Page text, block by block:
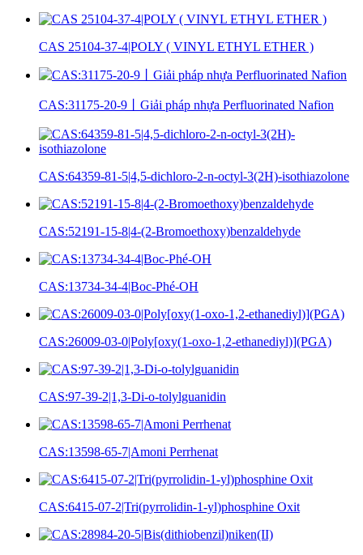
CAS 25104-37-4|POLY ( VINYL ETHYL ETHER )
CAS:31175-20-9丨Giải pháp nhựa Perfluorinated Nafion
CAS:64359-81-5|4,5-dichloro-2-n-octyl-3(2H)-isothiazolone
CAS:52191-15-8|4-(2-Bromoethoxy)benzaldehyde
CAS:13734-34-4|Boc-Phé-OH
CAS:26009-03-0|Poly[oxy(1-oxo-1,2-ethanediyl)](PGA)
CAS:97-39-2|1,3-Di-o-tolylguanidin
CAS:13598-65-7|Amoni Perrhenat
CAS:6415-07-2|Tri(pyrrolidin-1-yl)phosphine Oxit